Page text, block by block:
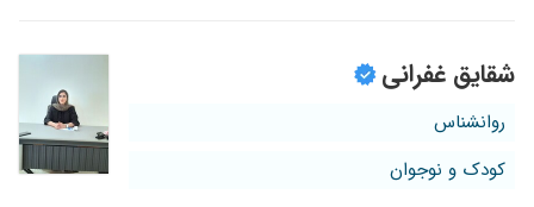
شقایق غفرانی
روانشناس
کودک و نوجوان